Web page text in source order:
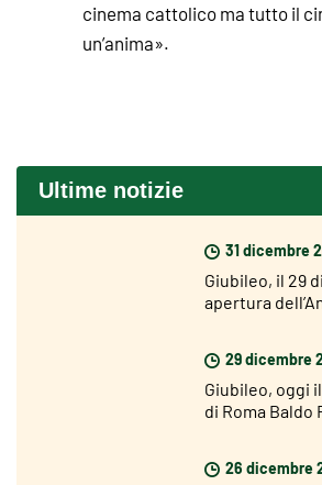
cinema cattolico ma tutto il
un’anima».
Ultime notizie
31 dicembre
Giubileo, il 29
apertura
29 dicembre
Giubileo, oggi
di Roma Baldo
26 dicembre